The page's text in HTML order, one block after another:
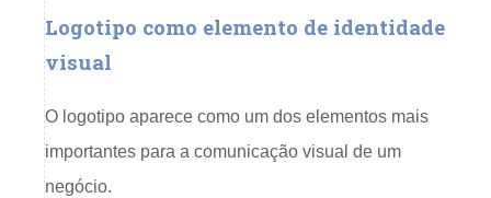
Logotipo como elemento de identidade
visual
O logotipo aparece como um dos elementos mais
importantes para a comunicação visual de um
negócio.